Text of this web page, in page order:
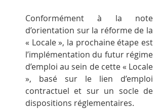
Conformément à la note
d’orientation sur la réforme de la
« Locale », la prochaine étape est
l’implémentation du futur régime
d’emploi au sein de cette « Locale
», basé sur le lien d’emploi
contractuel et sur un socle de
dispositions réglementaires.